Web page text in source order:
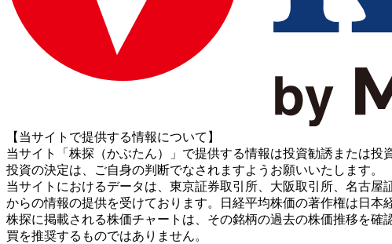
【当サイトで提供する情報について】
当サイト「株探（かぶたん）」で提供する情報は投資勧誘または投
投資の決定は、ご自身の判断でなされますようお願いいたします。
当サイトにおけるデータは、東京証券取引所、大阪取引所、名古屋
からの情報の提供を受けております。日経平均株価の著作権は日本
株探に掲載される株価チャートは、その銘柄の過去の株価推移を
買を推奨するものではありません。